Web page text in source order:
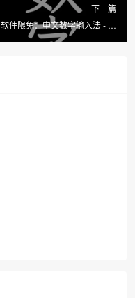
下一篇
软件限免：中文数字输入法 - 会
计、财务效率键盘